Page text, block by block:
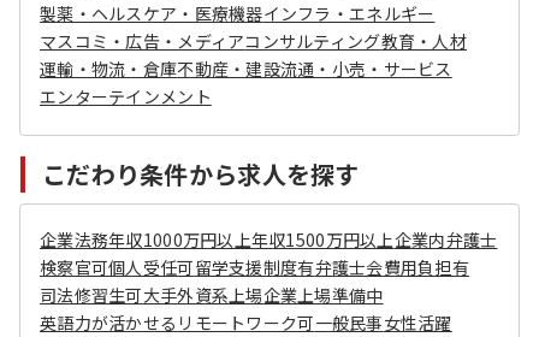
製薬・ヘルスケア・医療機器インフラ・エネルギー
マスコミ・広告・メディアコンサルティング教育・人材
運輸・物流・倉庫不動産・建設流通・小売・サービス
エンターテインメント
こだわり条件から求人を探す
企業法務年収1000万円以上年収1500万円以上企業内弁護士
検察官可個人受任可留学支援制度有弁護士会費用負担有
司法修習生可大手外資系上場企業上場準備中
英語力が活かせる リモートワーク可一般民事女性活躍